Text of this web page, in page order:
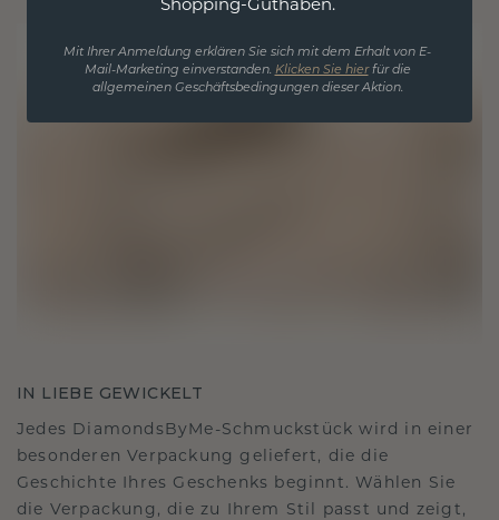
IN LIEBE GEWICKELT
Jedes DiamondsByMe-Schmuckstück wird in einer
besonderen Verpackung geliefert, die die
Geschichte Ihres Geschenks beginnt. Wählen Sie
die Verpackung, die zu Ihrem Stil passt und zeigt,
Mit Ihrer Anmeldung erklären Sie sich mit dem Erhalt von E-
Mail-Marketing einverstanden. Klicken Sie hierfür die
allgemeinen Geschäftsbedingungen dieser Aktion.